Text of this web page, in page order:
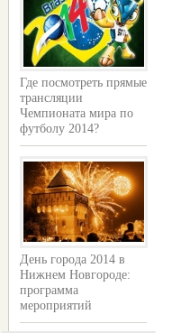
Где посмотреть прямые
трансляции
Чемпионата мира по
футболу 2014?
День города 2014 в
Нижнем Новгороде:
программа
мероприятий